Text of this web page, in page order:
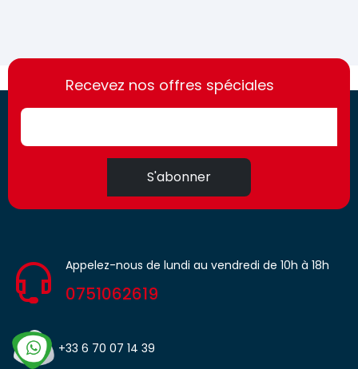
https://france-
access.fr
https://france-
access.fr
Recevez nos offres spéciales
S'abonner
Appelez-nous de lundi au vendredi de 10h à 18h
0751062619
+33 6 70 07 14 39